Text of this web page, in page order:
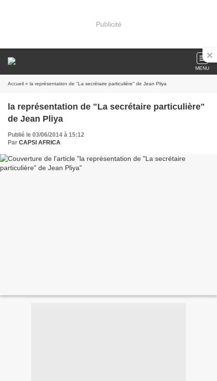
Publicité
MENU
Accueil » la représentation de "La secrétaire particulière" de Jean Pliya
la représentation de "La secrétaire particulière"
de Jean Pliya
Publié le 03/06/2014 à 15:12
Par CAPSI AFRICA